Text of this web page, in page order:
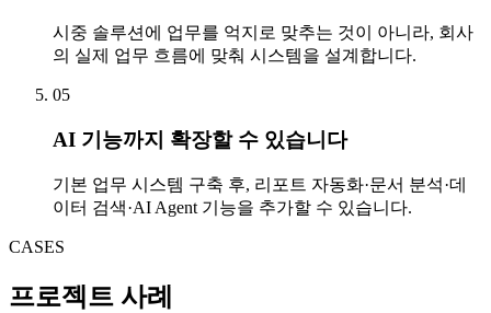
시중 솔루션에 업무를 억지로 맞추는 것이 아니라, 회사
의 실제 업무 흐름에 맞춰 시스템을 설계합니다.
05
AI 기능까지 확장할 수 있습니다
기본 업무 시스템 구축 후, 리포트 자동화·문서 분석·데
이터 검색·AI Agent 기능을 추가할 수 있습니다.
CASES
프로젝트 사례